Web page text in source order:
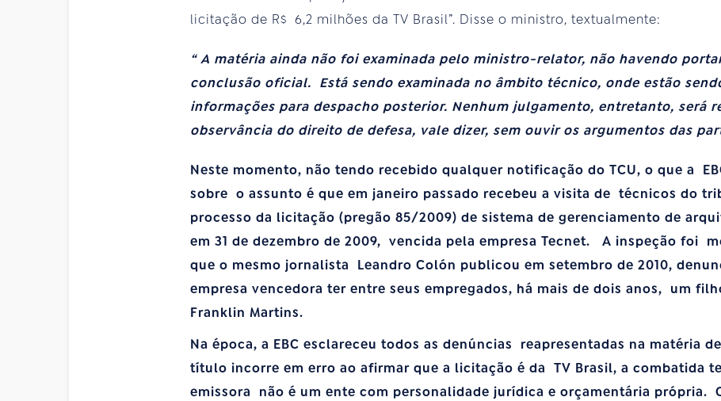
licitação de R$ 6,2 milhões da TV Brasil”. Disse o ministro, textualmente:
“ A matéria ainda não foi examinada pelo ministro-relator, não havendo
conclusão oficial. Está sendo examinada no âmbito técnico, onde estão
informações para despacho posterior. Nenhum julgamento, entretanto, será
observância do direito de defesa, vale dizer, sem ouvir os argumentos das
Neste momento, não tendo recebido qualquer notificação do TCU, o que a
sobre o assunto é que em janeiro passado recebeu a visita de técnicos do
processo da licitação (pregão 85/2009) de sistema de gerenciamento de
em 31 de dezembro de 2009, vencida pela empresa Tecnet. A inspeção foi
que o mesmo jornalista Leandro Colón publicou em setembro de 2010,
empresa vencedora ter entre seus empregados, há mais de dois anos, um
Franklin Martins.
Na época, a EBC esclareceu todos as denúncias reapresentadas na matéria
título incorre em erro ao afirmar que a licitação é da TV Brasil, a combatida
emissora não é um ente com personalidade jurídica e orçamentária própria.